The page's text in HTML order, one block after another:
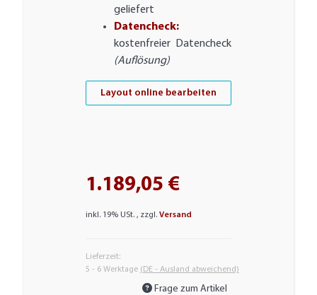
geliefert
Datencheck:
kostenfreier Datencheck
(Auflösung)
Layout online bearbeiten
1.189,05 €
inkl. 19% USt. , zzgl. Versand
Lieferzeit:
5 - 6 Werktage (DE - Ausland abweichend)
Frage zum Artikel